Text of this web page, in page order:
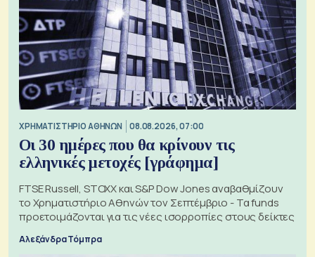
XΡΗΜΑΤΙΣΤΗΡΙΟ ΑΘΗΝΩΝ 08.08.2026, 07:00
Οι 30 ημέρες που θα κρίνουν τις
ελληνικές μετοχές [γράφημα]
FTSE Russell, STOXX και S&P Dow Jones αναβαθμίζουν
το Χρηματιστήριο Αθηνών τον Σεπτέμβριο - Τα funds
προετοιμάζονται για τις νέες ισορροπίες στους δείκτες
Αλεξάνδρα Τόμπρα